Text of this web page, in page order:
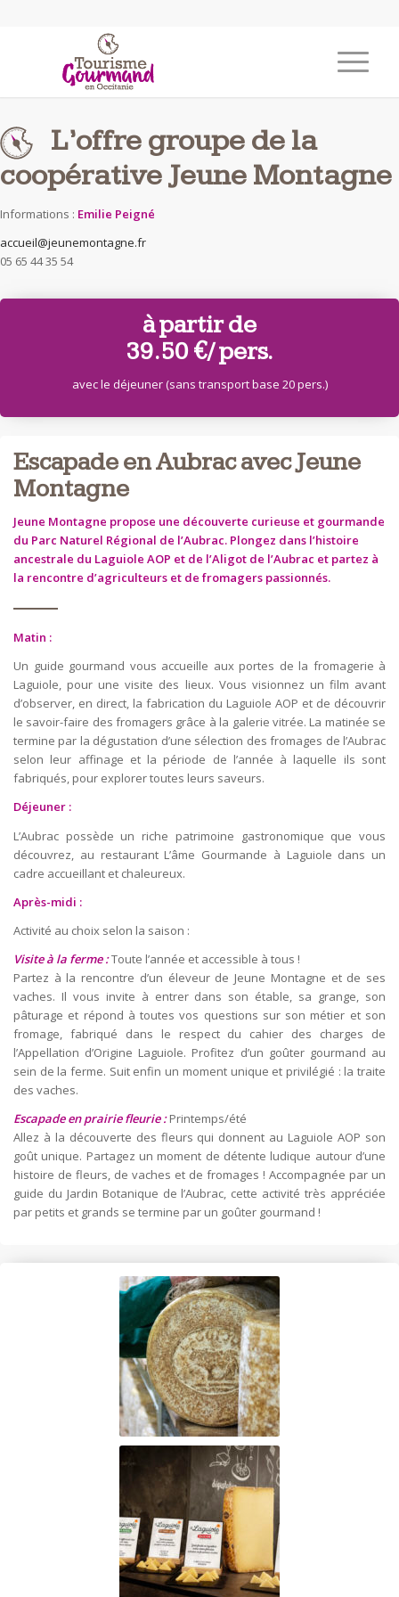
L’offre groupe de la
coopérative Jeune Montagne
Informations : Emilie Peigné
accueil@jeunemontagne.fr
05 65 44 35 54
à partir de
39.50 €/ pers.
avec le déjeuner (sans transport base 20 pers.)
Escapade en Aubrac avec Jeune
Montagne
Jeune Montagne propose une découverte curieuse et gourmande
du Parc Naturel Régional de l’Aubrac. Plongez dans l’histoire
ancestrale du Laguiole AOP et de l’Aligot de l’Aubrac et partez à
la rencontre d’agriculteurs et de fromagers passionnés.
Matin :
Un guide gourmand vous accueille aux portes de la fromagerie à
Laguiole, pour une visite des lieux. Vous visionnez un film avant
d’observer, en direct, la fabrication du Laguiole AOP et de découvrir
le savoir-faire des fromagers grâce à la galerie vitrée. La matinée se
termine par la dégustation d’une sélection des fromages de l’Aubrac
selon leur affinage et la période de l’année à laquelle ils sont
fabriqués, pour explorer toutes leurs saveurs.
Déjeuner :
L’Aubrac possède un riche patrimoine gastronomique que vous
découvrez, au restaurant L’âme Gourmande à Laguiole dans un
cadre accueillant et chaleureux.
Après-midi :
Activité au choix selon la saison :
Visite à la ferme :Toute l’année et accessible à tous !
Partez à la rencontre d’un éleveur de Jeune Montagne et de ses
vaches. Il vous invite à entrer dans son étable, sa grange, son
pâturage et répond à toutes vos questions sur son métier et son
fromage, fabriqué dans le respect du cahier des charges de
l’Appellation d’Origine Laguiole. Profitez d’un goûter gourmand au
sein de la ferme. Suit enfin un moment unique et privilégié : la traite
des vaches.
Escapade en prairie fleurie :Printemps/été
Allez à la découverte des fleurs qui donnent au Laguiole AOP son
goût unique. Partagez un moment de détente ludique autour d’une
histoire de fleurs, de vaches et de fromages ! Accompagnée par un
guide du Jardin Botanique de l’Aubrac, cette activité très appréciée
par petits et grands se termine par un goûter gourmand !